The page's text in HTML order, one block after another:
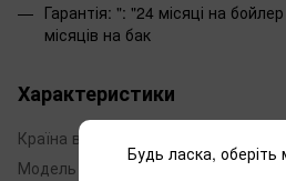
Гарантія: ": "24 місяці на
місяців на бак
Характеристики
Країна виробник
Модель
Будь ласка, оберіть